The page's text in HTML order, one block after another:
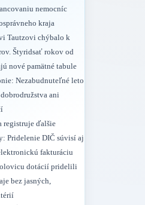
nemocníc
kraja
Tautzovi chýbalo k
Štyridsať rokov od
nové pamätné tabule
Nezabudnuteľné leto
ani
registruje ďalšie
Pridelenie DIČ súvisí aj
fakturáciu
dotácií pridelili
bez jasných,